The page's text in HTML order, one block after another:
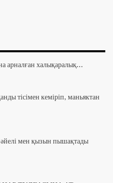
арналған халықаралық…
тісімен кеміріп, маньяктан
мен қызын пышақтады